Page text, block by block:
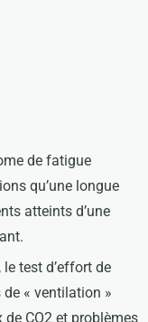
de fatigue
qu’une longue
atteints d’une
test d’effort de
de « ventilation »
CO2 et problèmes